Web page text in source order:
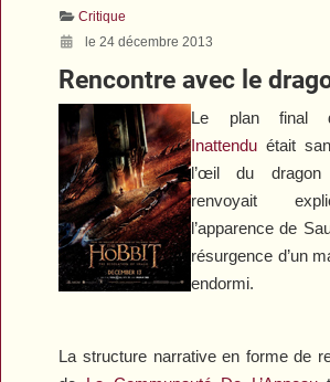
Critique
le 24 décembre 2013
Rencontre avec le
Le plan final
Inattendu était
l’œil du dragon
renvoyait
l’apparence de
résurgence d’un
endormi.
La structure narrative en forme de